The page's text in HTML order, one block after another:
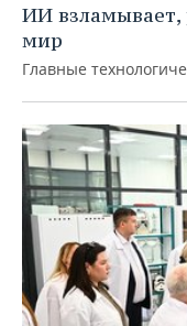
ИИ взламывает,
мир
Главные